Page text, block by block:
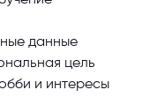
данные
цель
и интересы